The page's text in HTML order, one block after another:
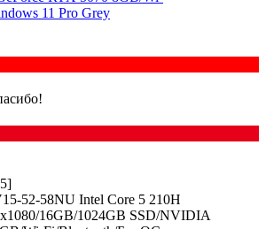
11 Pro Grey
52-58NU Intel Core 5 210H
16GB/1024GB SSD/NVIDIA